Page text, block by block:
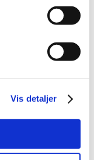
Vis detaljer